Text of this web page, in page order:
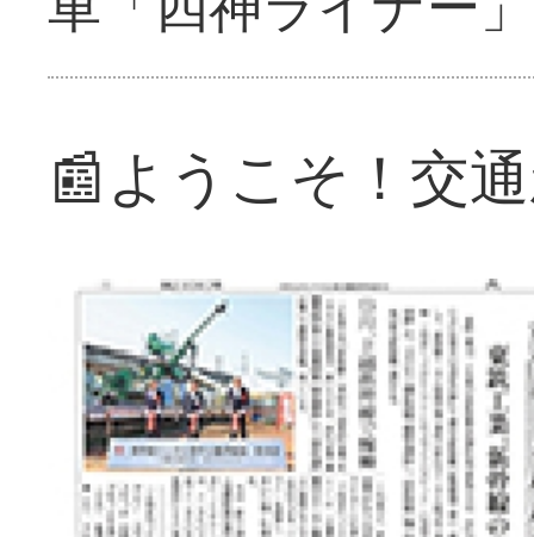
📰ようこそ！交